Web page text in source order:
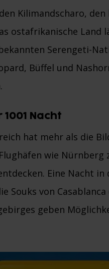
Kilimandscharo,
ostafrikanische Land
Serengeti-
Büffel und
Nacht
hat mehr als die
wie Nürnberg
Eine Nacht in
Souks von
geben